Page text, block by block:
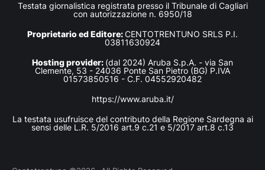
Testata giornalistica registrata presso il Tribunale di Cagliari
con autorizzazione n. 6950/18
Proprietario ed Editore:CENTOTRENTUNO SRLS P.I.
03811630924
Hosting provider: (dal 2024) Aruba S.p.A. - via San
Clemente, 53 - 24036 Ponte San Pietro (BG) P.IVA
01573850516 - C.F. 04552920482
https://www.aruba.it/
La testata usufruisce del contributo della Regione Sardegna ai
sensi delle L.R. 5/2016 art.9 c.21 e 5/2017 art.8 c.13